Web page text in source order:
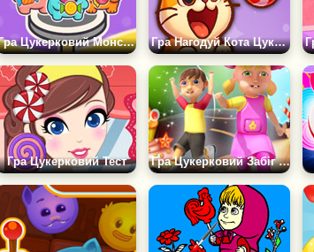
Гра Цукерковий Монстр Раффі Гра Нагодуй Кота Цукеркою
Гра Цукерковий Тест Гра Цукерковий Забіг 3Д